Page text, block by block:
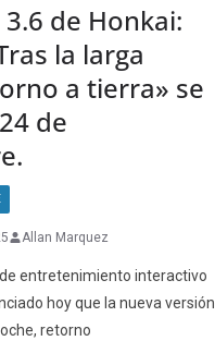
de Honkai:
la larga
a tierra» se
de
Allan Marquez
de entretenimiento interactivo
hoy que la nueva versión
retorno